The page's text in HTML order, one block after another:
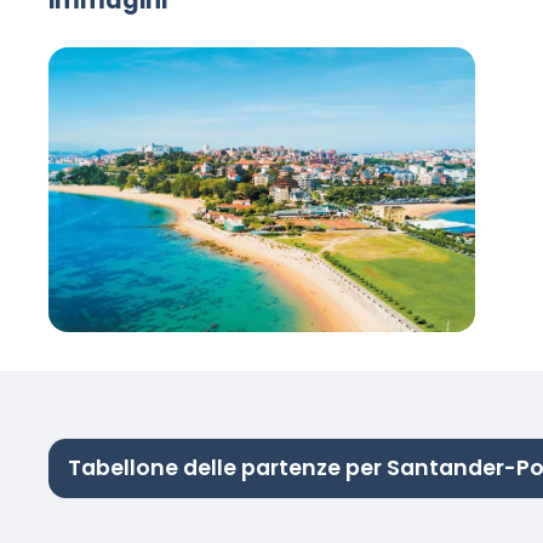
Tabellone delle partenze per Santander-